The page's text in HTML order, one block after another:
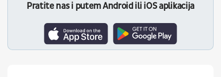
Pratite nas i putem Android ili iOS aplikacija